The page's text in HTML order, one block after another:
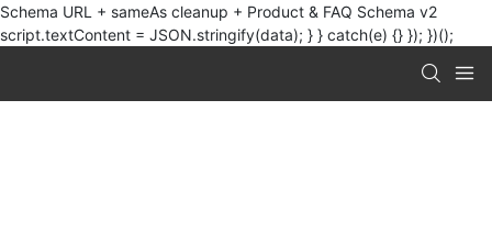
Schema URL + sameAs cleanup + Product & FAQ Schema v2
script.textContent = JSON.stringify(data); } } catch(e) {} }); })();